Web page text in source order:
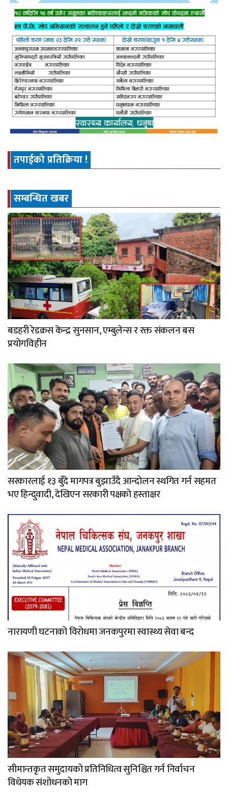
तपाईको प्रतिक्रिया !
सम्बन्धित खबर
बडहरी रेडक्रस केन्द्र सुनसान, एम्बुलेन्स र रक्त संकलन बस
प्रयोगविहीन
सरकारलाई १३ बुँदे मागपत्र बुझाउँदै आन्दोलन स्थगित गर्न सहमत
भए हिन्दुवादी, देखिएन सरकारी पक्षको हस्ताक्षर
नारायणी घटनाको विरोधमा जनकपुरमा स्वास्थ्य सेवा बन्द
सीमान्तकृत समुदायको प्रतिनिधित्व सुनिश्चित गर्न निर्वाचन
विधेयक संशोधनको माग